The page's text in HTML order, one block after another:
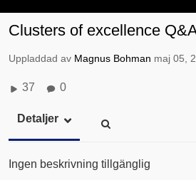
Clusters of excellence
Uppladdad av Magnus Bohman maj 05,
37 0
Detaljer
Ingen beskrivning tillgänglig